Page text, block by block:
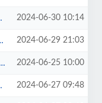
2024-06-30 10:14
2024-06-29 21:03
2024-06-25 10:00
2024-06-27 09:48